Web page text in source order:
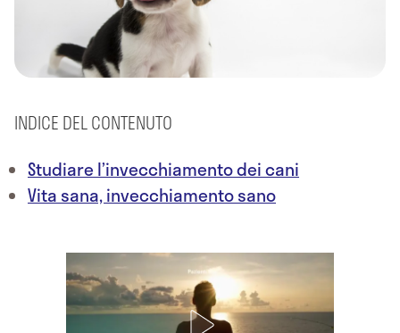
INDICE DEL CONTENUTO
Studiare l’invecchiamento dei cani
Vita sana, invecchiamento sano